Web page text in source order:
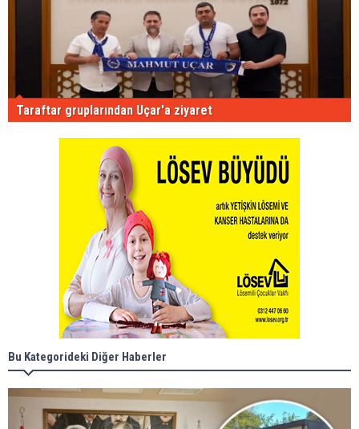
Taraftar gruplarından Uçar'a ziyaret
Bu Kategorideki Diğer Haberler